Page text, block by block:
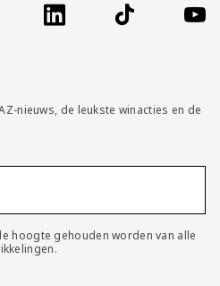
AZAlkmaar
LinkedIn TikTok
nieuws, de leukste winacties en de
hoogte gehouden worden van alle